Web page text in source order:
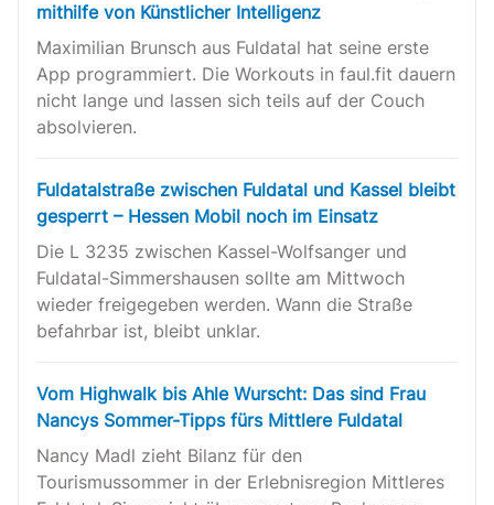
mithilfe von Künstlicher Intelligenz
Maximilian Brunsch aus Fuldatal hat seine erste
App programmiert. Die Workouts in faul.fit dauern
nicht lange und lassen sich teils auf der Couch
absolvieren.
Fuldatalstraße zwischen Fuldatal und Kassel bleibt
gesperrt – Hessen Mobil noch im Einsatz
Die L 3235 zwischen Kassel-Wolfsanger und
Fuldatal-Simmershausen sollte am Mittwoch
wieder freigegeben werden. Wann die Straße
befahrbar ist, bleibt unklar.
Vom Highwalk bis Ahle Wurscht: Das sind Frau
Nancys Sommer-Tipps fürs Mittlere Fuldatal
Nancy Madl zieht Bilanz für den
Tourismussommer in der Erlebnisregion Mittleres